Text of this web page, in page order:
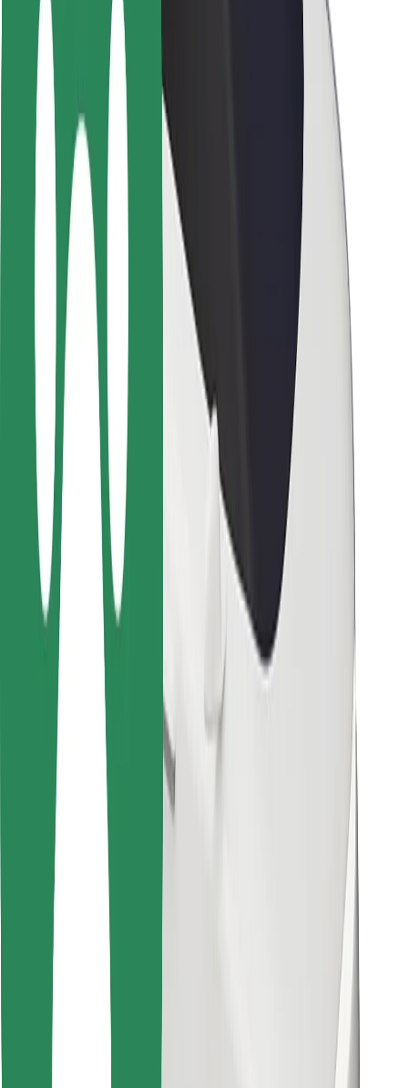
Bezpečnost cestujících
Bezpečnost řidičů
Bezpečnost na koloběžce
Laboratoř bezpečnosti
Města
Lokality
Řešení pro města
Letiště
Nabíjecí stanice Bolt
Podpora
Pro cestující
Pro řidiče
Pro kurýry
Bolt Food
Pro flotilové partnery
Pro restaurace
Bolt for Business
Jiné
Partneři
Obchodní podmínky
Zabezpečení
Jízda za pár minut!
Stáhněte si aplikaci Bolt
Objevte své oblíbené jídlo!